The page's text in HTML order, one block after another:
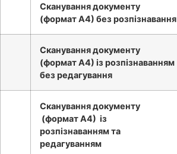
Сканування документу
(формат А4) без розпізнавання
Сканування документу
(формат А4) із розпізнаванням
без редагування
Сканування документу
(формат А4) із
розпізнаванням та
редагуванням